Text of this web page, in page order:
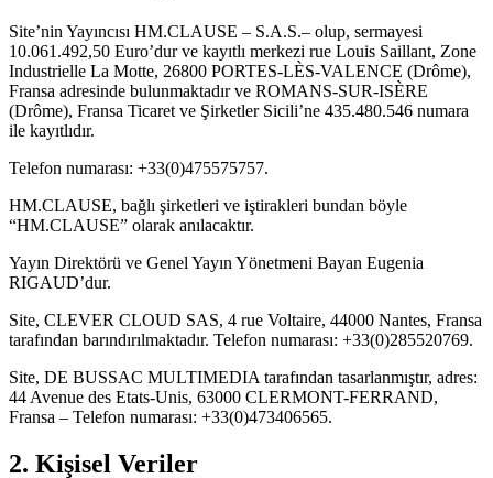
Site’nin Yayıncısı HM.CLAUSE – S.A.S.– olup, sermayesi
10.061.492,50 Euro’dur ve kayıtlı merkezi rue Louis Saillant, Zone
Industrielle La Motte, 26800 PORTES-LÈS-VALENCE (Drôme),
Fransa adresinde bulunmaktadır ve ROMANS-SUR-ISÈRE
(Drôme), Fransa Ticaret ve Şirketler Sicili’ne 435.480.546 numara
ile kayıtlıdır.
Telefon numarası: +33(0)475575757.
HM.CLAUSE, bağlı şirketleri ve iştirakleri bundan böyle
“HM.CLAUSE” olarak anılacaktır.
Yayın Direktörü ve Genel Yayın Yönetmeni Bayan Eugenia
RIGAUD’dur.
Site, CLEVER CLOUD SAS, 4 rue Voltaire, 44000 Nantes, Fransa
tarafından barındırılmaktadır. Telefon numarası: +33(0)285520769.
Site, DE BUSSAC MULTIMEDIA tarafından tasarlanmıştır, adres:
44 Avenue des Etats-Unis, 63000 CLERMONT-FERRAND,
Fransa – Telefon numarası: +33(0)473406565.
2. Kişisel Veriler